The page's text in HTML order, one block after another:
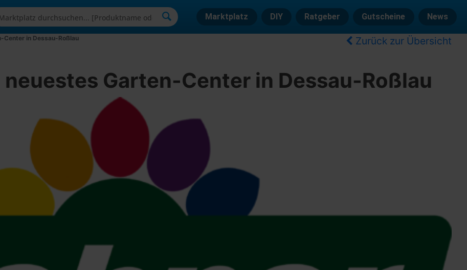
Marktplatz DIY Ratgeber Gutscheine News
Center in Dessau-Roßlau Zurück zur Übersicht
Garten-Center in Dessau-Roßlau